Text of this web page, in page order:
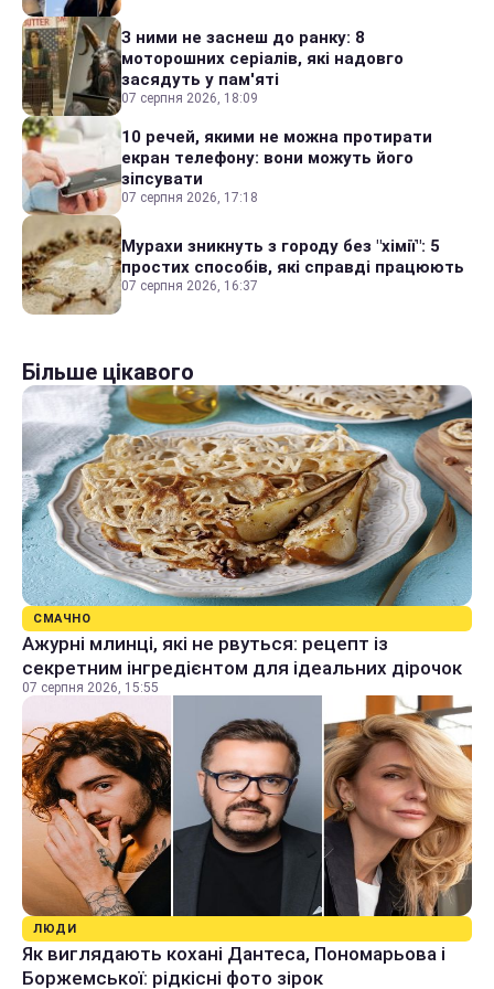
З ними не заснеш до ранку: 8
моторошних серіалів, які надовго
засядуть у пам'яті
07 серпня 2026, 18:09
10 речей, якими не можна протирати
екран телефону: вони можуть його
зіпсувати
07 серпня 2026, 17:18
Мурахи зникнуть з городу без "хімії": 5
простих способів, які справді працюють
07 серпня 2026, 16:37
Більше цікавого
СМАЧНО
Ажурні млинці, які не рвуться: рецепт із
секретним інгредієнтом для ідеальних дірочок
07 серпня 2026, 15:55
ЛЮДИ
Як виглядають кохані Дантеса, Пономарьова і
Боржемської: рідкісні фото зірок